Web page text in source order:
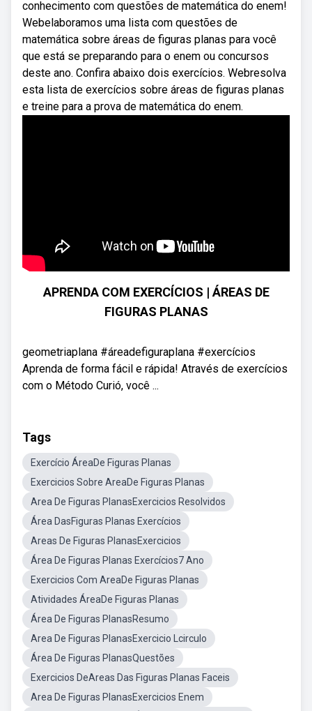
conhecimento com questões de matemática do enem!
Webelaboramos uma lista com questões de
matemática sobre áreas de figuras planas para você
que está se preparando para o enem ou concursos
deste ano. Confira abaixo dois exercícios. Webresolva
esta lista de exercícios sobre áreas de figuras planas
e treine para a prova de matemática do enem.
APRENDA COM EXERCÍCIOS | ÁREAS DE
FIGURAS PLANAS
geometriaplana #áreadefiguraplana #exercícios
Aprenda de forma fácil e rápida! Através de exercícios
com o Método Curió, você ...
Tags
Exercício ÁreaDe Figuras Planas
Exercicios Sobre AreaDe Figuras Planas
Area De Figuras PlanasExercicios Resolvidos
Área DasFiguras Planas Exercícios
Areas De Figuras PlanasExercicios
Área De Figuras Planas Exercícios7 Ano
Exercicios Com AreaDe Figuras Planas
Atividades ÁreaDe Figuras Planas
Área De Figuras PlanasResumo
Area De Figuras PlanasExercicio Lcirculo
Área De Figuras PlanasQuestões
Exercicios DeAreas Das Figuras Planas Faceis
Area De Figuras PlanasExercicios Enem